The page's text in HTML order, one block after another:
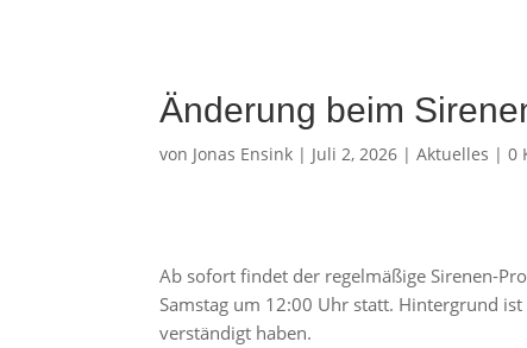
Änderung beim
von Jonas Ensink | Juli 2, 2026 |Aktuelles |0
Ab sofort findet der regelmäßige Sirenen-
Samstag um 12:00 Uhr statt. Hintergrund
verständigt haben.